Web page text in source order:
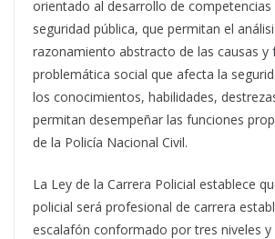
orientado al desarrollo de competencias
seguridad pública, que permitan el
razonamiento abstracto de las causas y
problemática social que afecta la
los conocimientos, habilidades,
permitan desempeñar las funciones
de la Policía Nacional Civil.
La Ley de la Carrera Policial establece
policial será profesional de carrera
escalafón conformado por tres niveles y